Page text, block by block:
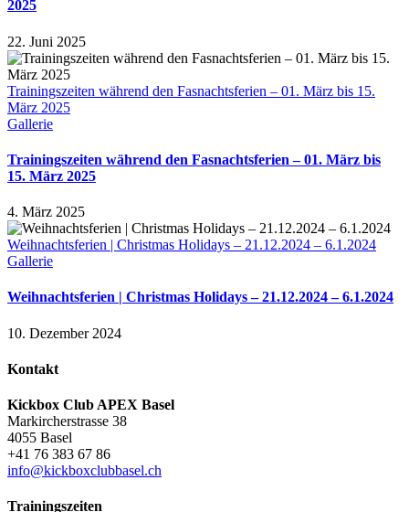
2025
22. Juni 2025
Trainingszeiten während den Fasnachtsferien – 01. März bis 15.
März 2025
Gallerie
Trainingszeiten während den Fasnachtsferien – 01. März bis
15. März 2025
4. März 2025
Weihnachtsferien | Christmas Holidays – 21.12.2024 – 6.1.2024
Gallerie
Weihnachtsferien | Christmas Holidays – 21.12.2024 – 6.1.2024
10. Dezember 2024
Kontakt
Kickbox Club APEX Basel
Markircherstrasse 38
4055 Basel
+41 76 383 67 86
info@kickboxclubbasel.ch
Trainingszeiten